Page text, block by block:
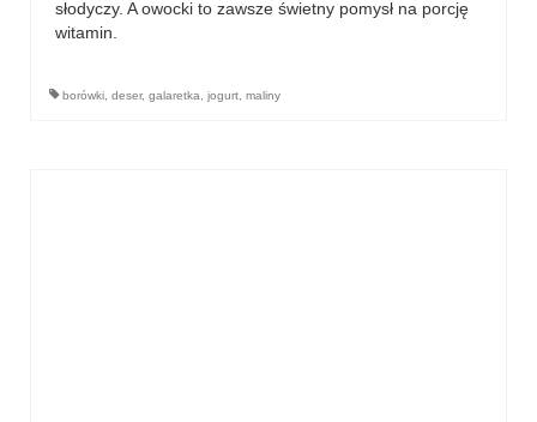
słodyczy. A owocki to zawsze świetny pomysł na porcję
witamin.
borówki deser, galaretka jogurt maliny